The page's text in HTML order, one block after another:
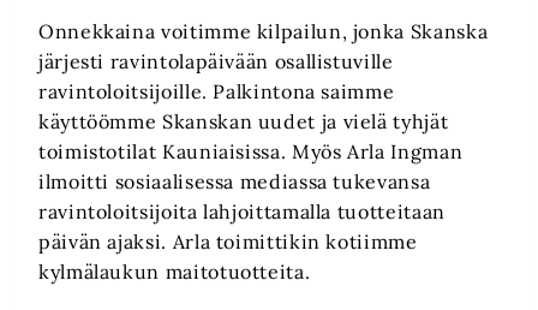
Onnekkaina voitimme kilpailun, jonka Skanska
järjesti ravintolapäivään osallistuville
ravintoloitsijoille. Palkintona saimme
käyttöömme Skanskan uudet ja vielä tyhjät
toimistotilat Kauniaisissa. Myös Arla Ingman
ilmoitti sosiaalisessa mediassa tukevansa
ravintoloitsijoita lahjoittamalla tuotteitaan
päivän ajaksi. Arla toimittikin kotiimme
kylmälaukun maitotuotteita.